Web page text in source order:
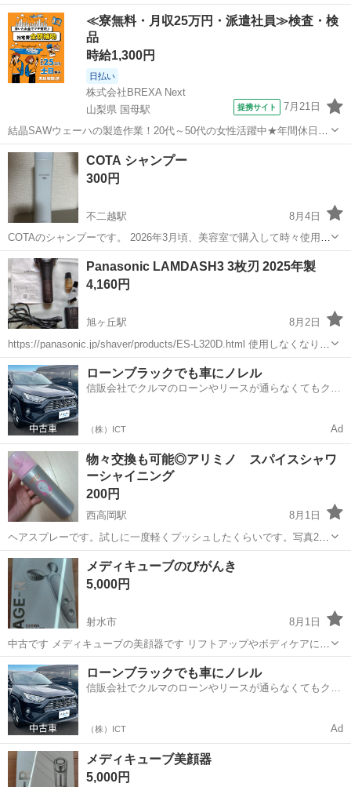
くなっていた（7199円）こちらの商品を購入したところ、なんと届い
た翌日に紛失していたマッサージガンを発見！💦 なので、新品未使用
品（写真を撮る為だけに開封...
富山 富山市 マッサージ器 筋膜
≪寮無料・月収25万円・派遣社員≫検査・検
品
時給1,300円
日払い
株式会社BREXA Next
山梨県 国母駅
提携サイト 7月21日
結晶SAWウェーハの製造作業！20代～50代の女性活躍中★年間休日
120日＆土日祝休み！クリーンルーム内でのお仕事！日払い制度利用可
◎正社員登用制度あり！マイカー通勤可！《山梨県中巨摩郡昭和町》
人気の工場のお仕事 ◇結晶...
山梨 国母駅
COTA シャンプー
300円
不二越駅
8月4日
COTAのシャンプーです。 2026年3月頃、美容室で購入して時々使用し
てました。 定価は3700円ほどでした。 残量は1/3〜1/2程度かと思われ
ます。 中古品でも気にならない方で試してみたい方、ぜひどうぞ！
富山 富山市
Panasonic LAMDASH3 3枚刃 2025年製
4,160円
旭ヶ丘駅
8月2日
https://panasonic.jp/shaver/products/ES-L320D.html 使用しなくなり出
品します。 クリーニング 稼働確認済みです。
富山 高岡市 旭ヶ丘駅 ヘアケア
ローンブラックでも車にノレル
信販会社でクルマのローンやリースが通らなくてもクル
（株）ICT Ad
物々交換も可能◎アリミノ スパイスシャワ
ーシャイニング
200円
西高岡駅
8月1日
ヘアスプレーです。試しに一度軽くプッシュしたくらいです。写真2枚
目の部分をひねると、ピンクのプッシュする所が上に上がってきま
す。それで押すことが出来るようになる仕組みになっています。なの
で通常は、プッシュできないようになって...
富山 高岡市 西高岡駅 ヘアケア アリミノ
メディキューブのびがんき
5,000円
射水市
8月1日
中古です メディキューブの美顔器です リフトアップやボディケアに使
えて、 Cタイプで充電可能（付属ケーブル未使用です） 興味ある方は
ブランドサイトで詳細や使い方などご確認ください 希望者多数の場合
はまとめてほかのもを購入...
富山 射水市 マッサージ器 美顔器
ローンブラックでも車にノレル
信販会社でクルマのローンやリースが通らなくてもクル
（株）ICT Ad
メディキューブ美顔器
5,000円